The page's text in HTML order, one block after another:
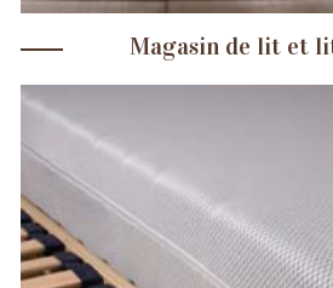
Magasin de lit et